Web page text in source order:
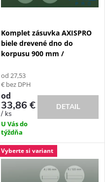
Komplet zásuvka AXISPRO
biele drevené dno do
korpusu 900 mm /
od 27,53
€ bez DPH
od
33,86 €
/ ks
U Vás do
týždňa
DETAIL
Vyberte si variant